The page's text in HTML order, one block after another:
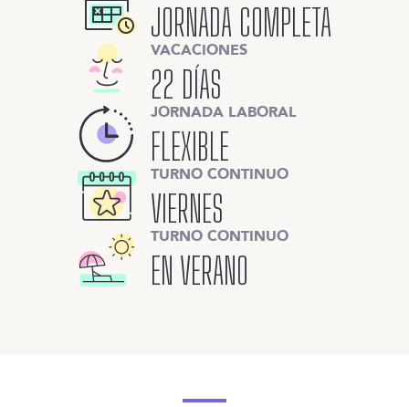
JORNADA COMPLETA
VACACIONES
22 DÍAS
JORNADA LABORAL
FLEXIBLE
TURNO CONTINUO
VIERNES
TURNO CONTINUO
EN VERANO